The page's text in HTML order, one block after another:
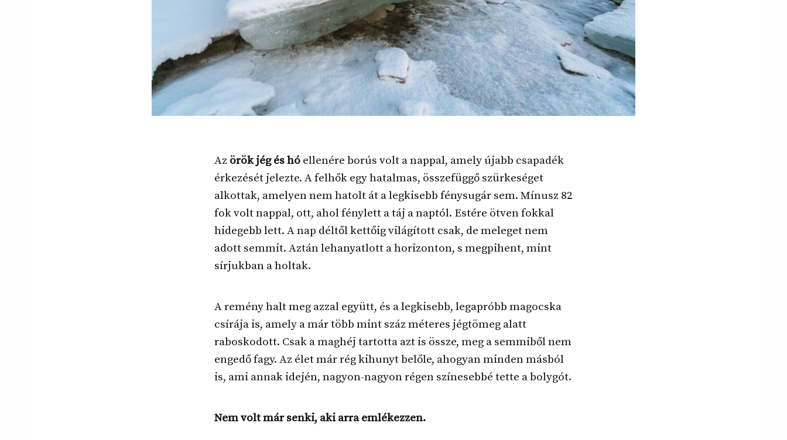
Az örök jég és hó ellenére borús volt a nappal, amely újabb csapadék
érkezését jelezte. A felhők egy hatalmas, összefüggő szürkeséget
alkottak, amelyen nem hatolt át a legkisebb fénysugár sem. Mínusz 82
fok volt nappal, ott, ahol fénylett a táj a naptól. Estére ötven fokkal
hidegebb lett. A nap déltől kettőig világított csak, de meleget nem
adott semmit. Aztán lehanyatlott a horizonton, s megpihent, mint
sírjukban a holtak.
A remény halt meg azzal együtt, és a legkisebb, legapróbb magocska
csírája is, amely a már több mint száz méteres jégtömeg alatt
raboskodott. Csak a maghéj tartotta azt is össze, meg a semmiből nem
engedő fagy. Az élet már rég kihunyt belőle, ahogyan minden másból
is, ami annak idején, nagyon-nagyon régen színesebbé tette a bolygót.
Nem volt már senki, aki arra emlékezzen.